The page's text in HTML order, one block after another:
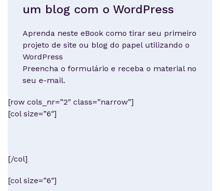
um blog com o WordPress
Aprenda neste eBook como tirar seu primeiro
projeto de site ou blog do papel utilizando o
WordPress
Preencha o formulário e receba o material no
seu e-mail.
[row cols_nr=”2″ class=”narrow”]
[col size=”6″]
[/col]
[col size=”6″]